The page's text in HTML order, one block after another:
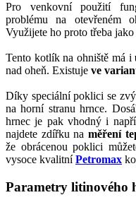
Pro venkovní použití
problému na otevřeném
Využijete ho proto třeba
Tento kotlík na ohniště má i
nad oheň. Existuje ve
Díky speciální poklici se
na horní stranu hrnce.
hrnec je pak vhodný i
najdete zdířku na měření
že obrácenou poklici
vysoce kvalitníPetromax
Parametry litinového